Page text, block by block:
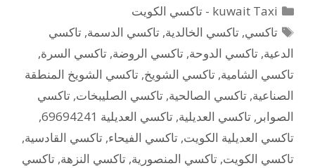
التصنيفات
kuwait Taxi - تاكسي الكويت
الوسوم
تاكسي,تاكسي الخالدية,تاكسي الدسمة,تاكسي
الدعية, تاكسي الدوحة, تاكسي الروضة, تاكسي السرة,
تاكسي الشامية, تاكسي الشويخ, تاكسي الشويخ المنطقة
الصناعية, تاكسي الصالحية, تاكسي الصليبخات, تاكسي
الصوابر , تاكسي العديلية, تاكسي العديلية 69694241
,
تاكسي العديلية الكويت, تاكسي الفيحاء, تاكسي القادسية,
تاكسي الكويت, تاكسي المنصورية, تاكسي النزهة, تاكسي